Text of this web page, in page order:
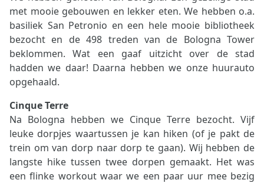
met mooie gebouwen en lekker eten. We hebben o.a.
basiliek San Petronio en een hele mooie bibliotheek
bezocht en de 498 treden van de Bologna Tower
beklommen. Wat een gaaf uitzicht over de stad
hadden we daar! Daarna hebben we onze huurauto
opgehaald.
Cinque Terre
Na Bologna hebben we Cinque Terre bezocht. Vijf
leuke dorpjes waartussen je kan hiken (of je pakt de
trein om van dorp naar dorp te gaan). Wij hebben de
langste hike tussen twee dorpen gemaakt. Het was
een flinke workout waar we een paar uur mee bezig